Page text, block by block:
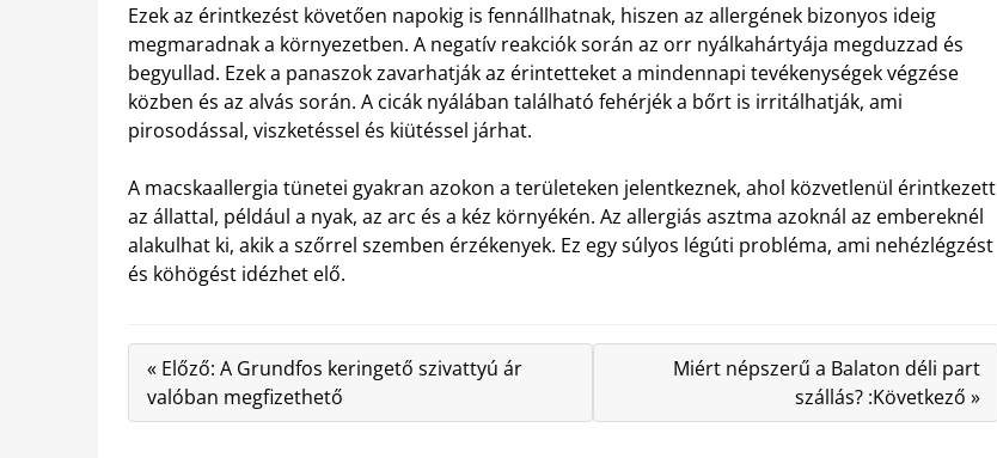
Ezek az érintkezést követően napokig is fennállhatnak, hiszen az allergének bizonyos ideig
megmaradnak a környezetben. A negatív reakciók során az orr nyálkahártyája megduzzad és
begyullad. Ezek a panaszok zavarhatják az érintetteket a mindennapi tevékenységek végzése
közben és az alvás során. A cicák nyálában található fehérjék a bőrt is irritálhatják, ami
pirosodással, viszketéssel és kiütéssel járhat.
A macskaallergia tünetei gyakran azokon a területeken jelentkeznek, ahol közvetlenül érintkezett
az állattal, például a nyak, az arc és a kéz környékén. Az allergiás asztma azoknál az embereknél
alakulhat ki, akik a szőrrel szemben érzékenyek. Ez egy súlyos légúti probléma, ami nehézlégzést
és köhögést idézhet elő.
« Előző: A Grundfos keringető szivattyú ár
valóban megfizethető
Miért népszerű a Balaton déli part
szállás? :Következő »